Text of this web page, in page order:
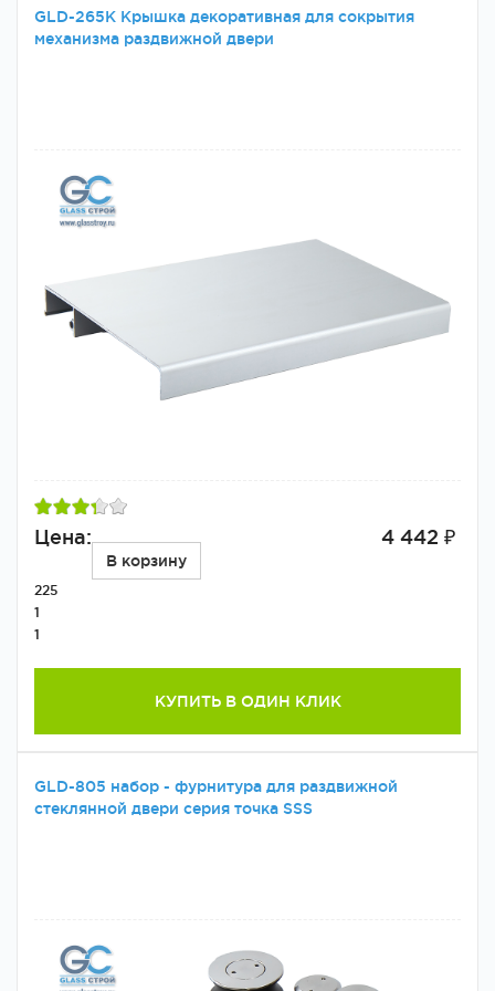
GLD-265K Крышка декоративная для сокрытия
механизма раздвижной двери
Цена: 4 442 ₽
В корзину
225
1
1
КУПИТЬ В ОДИН КЛИК
GLD-805 набор - фурнитура для раздвижной
стеклянной двери серия точка SSS